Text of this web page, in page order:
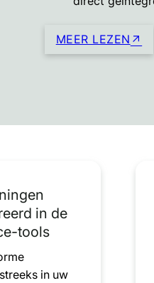
MEER LEZEN
in de
tools
in uw